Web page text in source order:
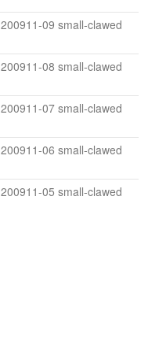
09 small-clawed
08 small-clawed
07 small-clawed
06 small-clawed
05 small-clawed